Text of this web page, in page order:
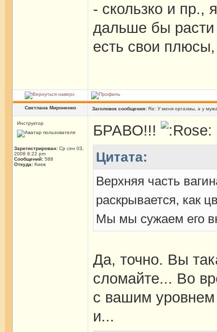
- скользко и пр.,
дальше бы расти
есть свои
Светлана Мироненко Заголовок сообщения: Re: У меня оргазмы, а у
Инструктор
Зарегистрирован: Ср сен 03,
2008 8:22 pm
Сообщений: 588
Откуда: Киев
БРАВО!!!
Цитата:
Верхняя часть
раскрывается, как
Мы мы сужаем его
Да, точно. Вы
сломайте... Во
с вашим уровнем
и...